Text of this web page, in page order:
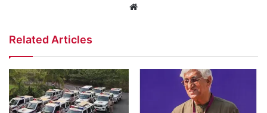
Website
Related Articles